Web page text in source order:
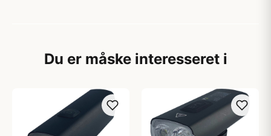
Du er måske interesseret i